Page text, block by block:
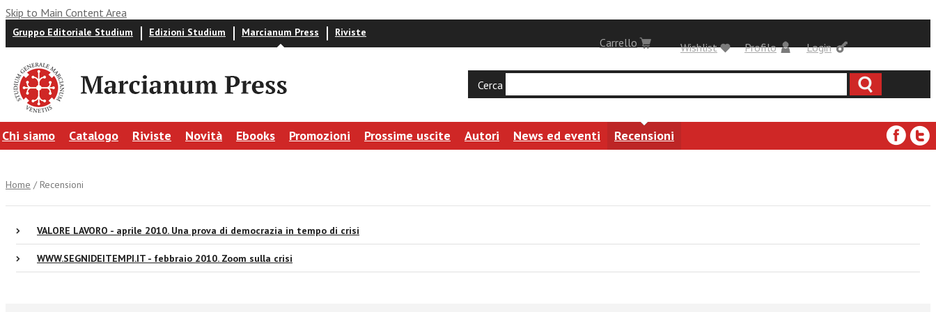
Skip to Main Content Area
Gruppo Editoriale Studium Edizioni Studium Marcianum Press Riviste
Login
Carrello Profilo
Wishlist
Cerca
Chi siamo Catalogo Riviste Novità Ebooks Promozioni Prossime uscite Autori News ed eventi Recensioni
Home / Recensioni
VALORE LAVORO - aprile 2010. Una prova di democrazia in tempo di crisi
WWW.SEGNIDEITEMPI.IT - febbraio 2010. Zoom sulla crisi